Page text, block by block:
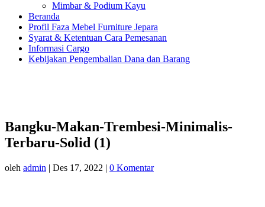
Mimbar & Podium Kayu
Beranda
Profil Faza Mebel Furniture Jepara
Syarat & Ketentuan Cara Pemesanan
Informasi Cargo
Kebijakan Pengembalian Dana dan Barang
Bangku-Makan-Trembesi-Minimalis-
Terbaru-Solid (1)
oleh admin | Des 17, 2022 | 0 Komentar